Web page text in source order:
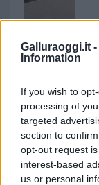
Galluraoggi.it -
Information
If you wish to
processing of
targeted
section to
opt-out request
interest-based
us or personal